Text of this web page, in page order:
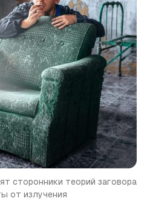
сторонники теорий заговора
от излучения